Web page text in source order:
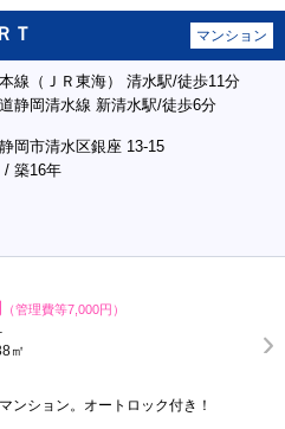
Ｔ マンション
線（ＪＲ東海） 清水駅/徒歩11分
静岡清水線 新清水駅/徒歩6分
岡市清水区銀座 13-15
/ 築16年
（管理費等7,000円）
㎡
ンション。オートロック付き！